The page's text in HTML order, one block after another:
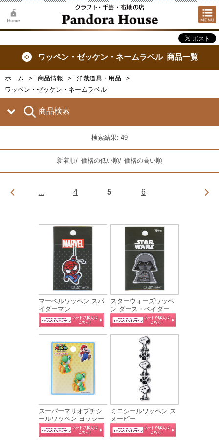
ワッペン・ゼッケン・ネームラベル 商品一覧
ホーム 商品情報
洋裁道具・用品
ワッペン・ゼッケン・ネームラベル
商品検索
検索結果: 49
新着順/ 価格の低い順/ 価格の高い順
... 4 5 6
マーベルワッペン スパ
イダーマン
スターウォーズワッペ
ン ダース・ベイダー
スーパーマリオプチシ
ールワッペン ヨッシー
ミニシールワッペン ス
ヌーピー